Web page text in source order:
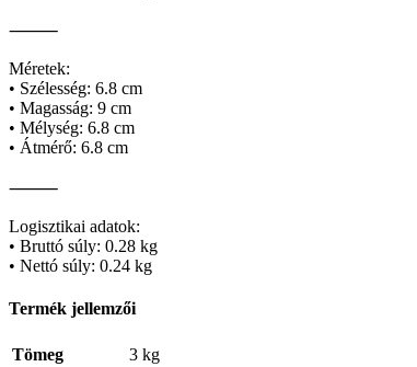
⸻
Méretek:
• Szélesség: 6.8 cm
• Magasság: 9 cm
• Mélység: 6.8 cm
• Átmérő: 6.8 cm
⸻
Logisztikai adatok:
• Bruttó súly: 0.28 kg
• Nettó súly: 0.24 kg
Termék jellemzői
Tömeg 3 kg